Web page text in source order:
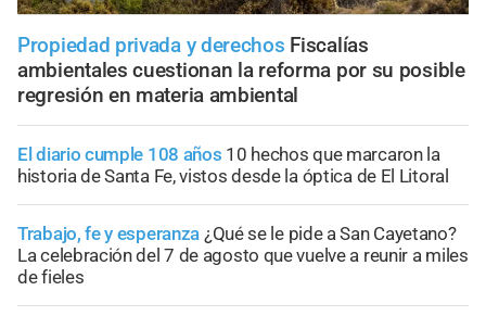
Propiedad privada y derechos Fiscalías
ambientales cuestionan la reforma por su posible
regresión en materia ambiental
El diario cumple 108 años 10 hechos que marcaron la
historia de Santa Fe, vistos desde la óptica de El Litoral
Trabajo, fe y esperanza ¿Qué se le pide a San Cayetano?
La celebración del 7 de agosto que vuelve a reunir a miles
de fieles